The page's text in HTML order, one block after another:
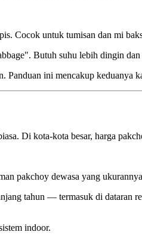
Cocok untuk tumisan dan mi
Butuh suhu lebih dingin
Panduan ini mencakup keduanya
Di kota-kota besar, harga
pakchoy dewasa yang
tahun — termasuk di dataran
indoor.